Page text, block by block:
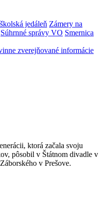
jedáleň Zámery na
Súhrnné správy VO Smernica
zverejňované informácie
ktorá začala svoju
pôsobil v Štátnom divadle v
v Prešove.